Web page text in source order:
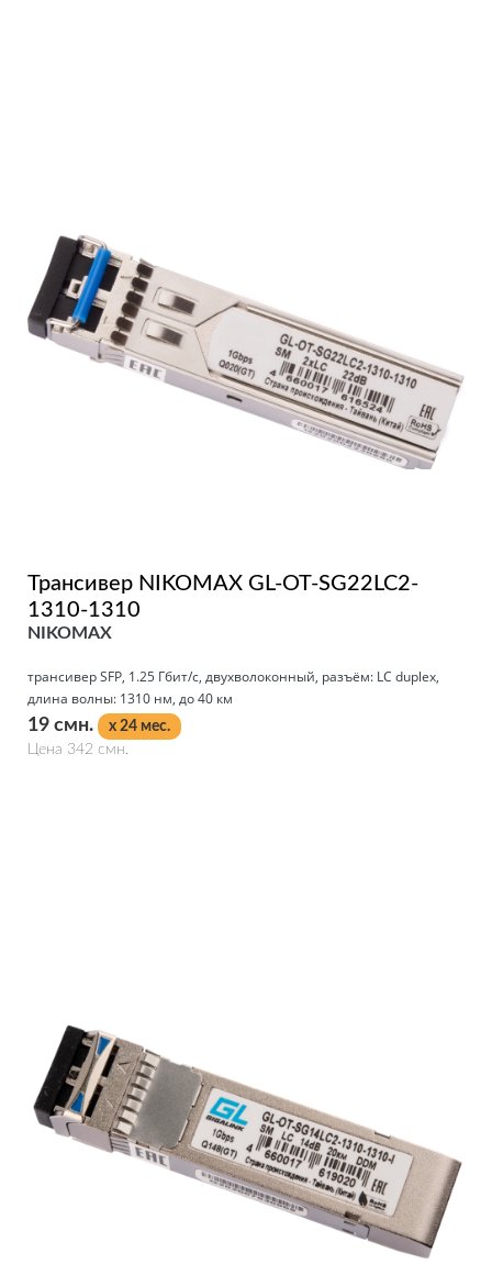
Трансивер NIKOMAX GL-OT-SG22LC2-
1310-1310
NIKOMAX
трансивер SFP, 1.25 Гбит/с, двухволоконный, разъём: LC duplex,
длина волны: 1310 нм, до 40 км
19 смн.
x 24 мес.
Цена 342 смн.